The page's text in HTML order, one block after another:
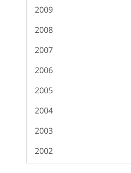
2009
2008
2007
2006
2005
2004
2003
2002